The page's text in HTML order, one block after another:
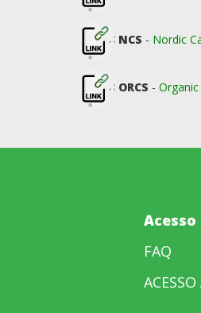
NCS - Nordic
ORCS -
FAQ